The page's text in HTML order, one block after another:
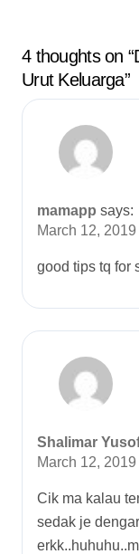
i
o
4 thoughts on
Urut Keluarga”
mamapp says:
March 12,
good tips tq for
Shalimar
March 12,
Cik ma kalau
sedak je